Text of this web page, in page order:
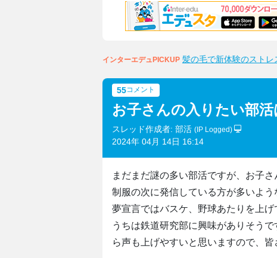
インターエデュPICKUP 髪の毛で新体験のスト
55コメント
お子さんの入りたい部活
スレッド作成者: 部活 (IP Logged)
2024年 04月 14日 16:14
まだまだ謎の多い部活ですが、お子
制服の次に発信している方が多いよう
夢宣言ではバスケ、野球あたりを上
うちは鉄道研究部に興味がありそう
ら声も上げやすいと思いますので、